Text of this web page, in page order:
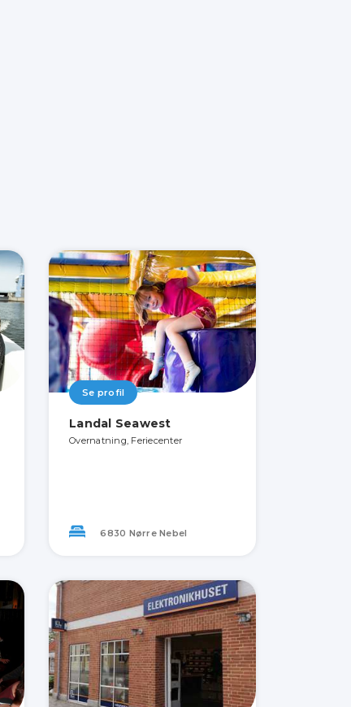
Se profil
Landal Seawest
Overnatning, Feriecenter
6830 Nørre Nebel